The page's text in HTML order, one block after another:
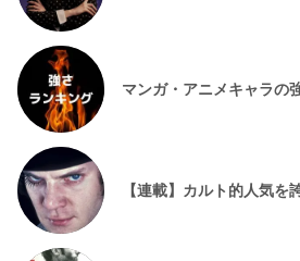
マンガ・アニメキャラの
【連載】カルト的人気を